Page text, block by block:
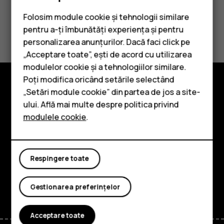
Smartphone-uri
Telefoane clasice
Accesorii
Tablete
Considerați utile aceste informații?
Da Nu
Explorează
Despre
Planet and people
Asistență
FacebookInstagram
TiktokYoutubeLinkedin
Folosim module cookie și tehnologii similare
pentru a-ți îmbunătăți experiența și pentru
personalizarea anunțurilor. Dacă faci click pe
„Acceptare toate”, ești de acord cu utilizarea
modulelor cookie și a tehnologiilor similare.
Poți modifica oricând setările selectând
„Setări module cookie” din partea de jos a site-
ului. Află mai multe despre politica privind
modulele cookie.
Respingere toate
Gestionarea preferințelor
Acceptare toate